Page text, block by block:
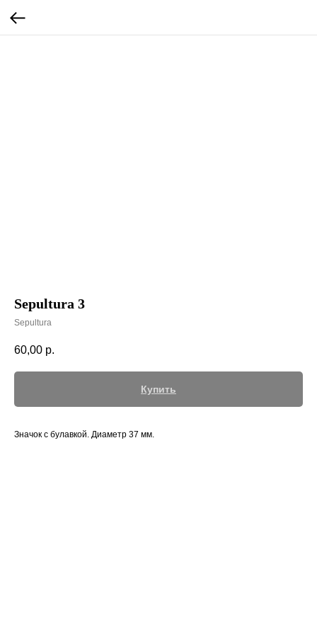
Sepultura 3
Sepultura
60,00 р.
Купить
Значок с булавкой. Диаметр 37 мм.